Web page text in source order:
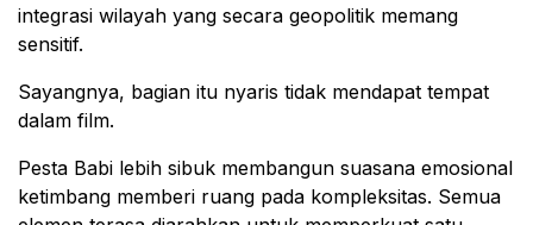
integrasi wilayah yang secara geopolitik memang
sensitif.
Sayangnya, bagian itu nyaris tidak mendapat tempat
dalam film.
Pesta Babi lebih sibuk membangun suasana emosional
ketimbang memberi ruang pada kompleksitas. Semua